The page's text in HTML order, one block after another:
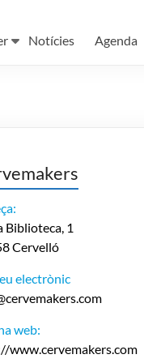
Notícies Agenda
Biblioteca, 1
Cervelló
electrònic
web:
www.cervemakers.com